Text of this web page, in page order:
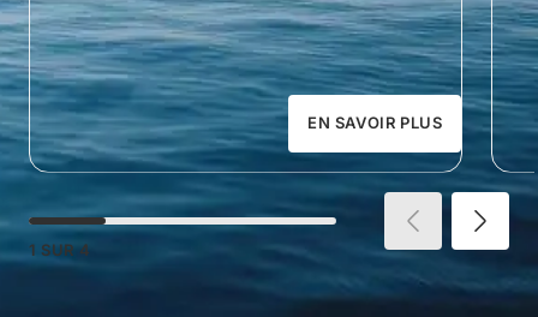
EN SAVOIR PLUS
1 SUR 4